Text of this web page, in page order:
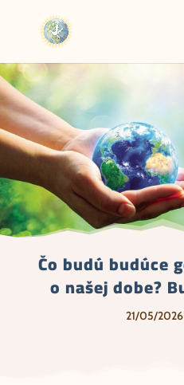
Čo budú budúce
o našej dobe?
21/05/2026